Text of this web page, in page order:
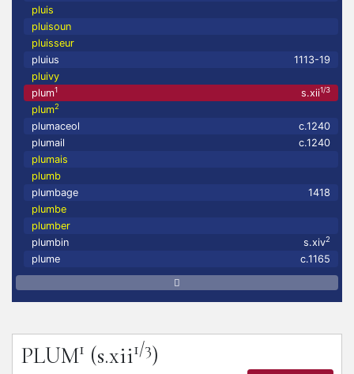
pluis
pluisoun
pluisseur
pluius
1113-19
pluivy
plum1 s.xii1/3
plum2
plumaceol
c.1240
plumail
c.1240
plumais
plumb
plumbage
1418
plumbe
plumber
plumbin
s.xiv2
plume c.1165
PLUM1 (s.xii1/3)